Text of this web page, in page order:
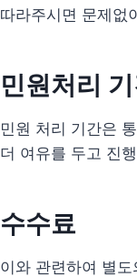
따라주시면 문제없
민원처리
민원 처리 기간은
더 여유를 두고 진
수수료
이와 관련하여 별